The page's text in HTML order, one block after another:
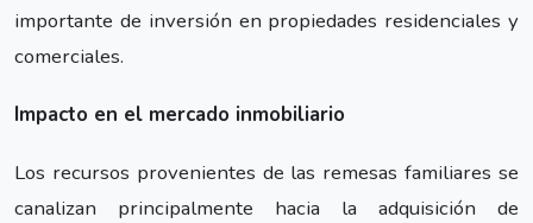
importante de inversión en propiedades residenciales y
comerciales.
Impacto en el mercado inmobiliario
Los recursos provenientes de las remesas familiares se
canalizan principalmente hacia la adquisición de